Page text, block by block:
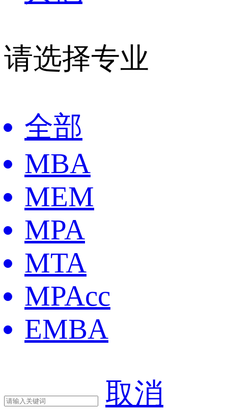
请选择专业
全部
MBA
MEM
MPA
MTA
MPAcc
EMBA
取消